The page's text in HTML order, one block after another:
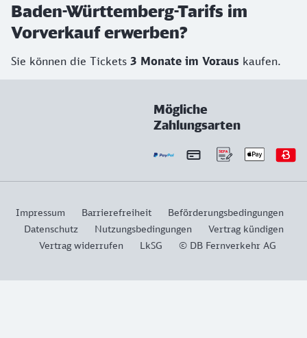
Baden-Württemberg-Tarifs im
Vorverkauf erwerben?
Sie können die Tickets 3 Monate im Voraus kaufen.
Mögliche
Zahlungsarten
Impressum Barrierefreiheit
Beförderungsbedingungen
Datenschutz
Nutzungsbedingungen
Vertrag kündigen
Vertrag widerrufen
LkSG © DB Fernverkehr AG